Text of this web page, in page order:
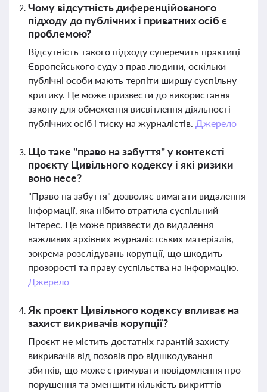
Чому відсутність диференційованого
підходу до публічних і приватних осіб є
проблемою?
Відсутність такого підходу суперечить практиці
Європейського суду з прав людини, оскільки
публічні особи мають терпіти ширшу суспільну
критику. Це може призвести до використання
закону для обмеження висвітлення діяльності
публічних осіб і тиску на журналістів. Джерело
Що таке "право на забуття" у контексті
проєкту Цивільного кодексу і які ризики
воно несе?
"Право на забуття" дозволяє вимагати видалення
інформації, яка нібито втратила суспільний
інтерес. Це може призвести до видалення
важливих архівних журналістських матеріалів,
зокрема розслідувань корупції, що шкодить
прозорості та праву суспільства на інформацію.
Джерело
Як проєкт Цивільного кодексу впливає на
захист викривачів корупції?
Проєкт не містить достатніх гарантій захисту
викривачів від позовів про відшкодування
збитків, що може стримувати повідомлення про
порушення та зменшити кількість викриттів